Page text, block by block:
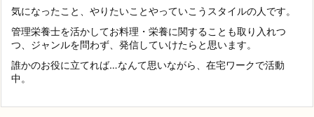
気になったこと、やりたいことやっていこうスタイルの人です。
管理栄養士を活かしてお料理・栄養に関することも取り入れつ
つ、ジャンルを問わず、発信していけたらと思います。
誰かのお役に立てれば…なんて思いながら、在宅ワークで活動
中。